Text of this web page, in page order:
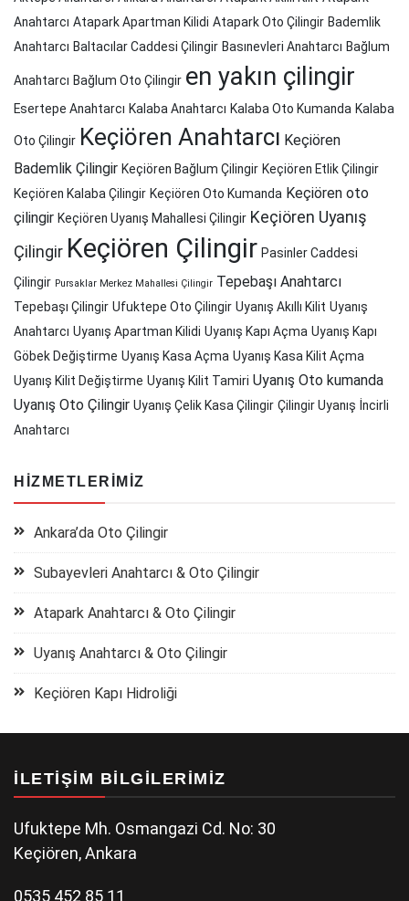
Anahtarcı Atapark Apartman Kilidi Atapark Oto Çilingir Bademlik
Anahtarcı Baltacılar Caddesi Çilingir Basınevleri Anahtarcı Bağlum
Anahtarcı Bağlum Oto Çilingir en yakın çilingir
Esertepe Anahtarcı Kalaba Anahtarcı Kalaba Oto Kumanda Kalaba
Oto Çilingir Keçiören Anahtarcı Keçiören
Bademlik Çilingir Keçiören Bağlum Çilingir Keçiören Etlik Çilingir
Keçiören Kalaba Çilingir Keçiören Oto Kumanda Keçiören oto
çilingir Keçiören Uyanış Mahallesi Çilingir Keçiören Uyanış
Çilingir Keçiören Çilingir Pasinler Caddesi
Çilingir Pursaklar Merkez Mahallesi Çilingir Tepebaşı Anahtarcı
Tepebaşı Çilingir Ufuktepe Oto Çilingir Uyanış Akıllı Kilit Uyanış
Anahtarcı Uyanış Apartman Kilidi Uyanış Kapı Açma Uyanış Kapı
Göbek Değiştirme Uyanış Kasa Açma Uyanış Kasa Kilit Açma
Uyanış Kilit Değiştirme Uyanış Kilit Tamiri Uyanış Oto kumanda
Uyanış Oto Çilingir Uyanış Çelik Kasa Çilingir Çilingir Uyanış İncirli
Anahtarcı
HIZMETLERIMIZ
Ankara’da Oto Çilingir
Subayevleri Anahtarcı & Oto Çilingir
Atapark Anahtarcı & Oto Çilingir
Uyanış Anahtarcı & Oto Çilingir
Keçiören Kapı Hidroliği
İLETIŞIM BILGILERIMIZ
Ufuktepe Mh. Osmangazi Cd. No: 30
Keçiören, Ankara
0535 452 85 11